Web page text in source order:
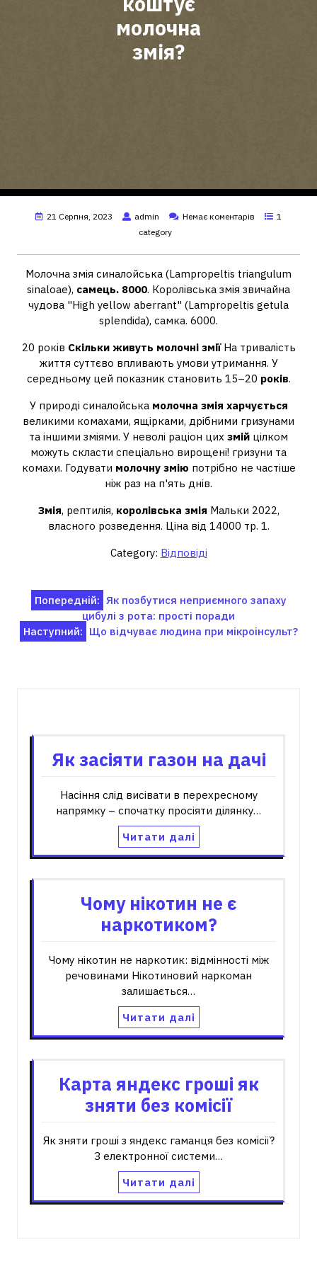
молочна
змія?
21 Серпня, 2023 admin Немає коментарів
1
category
Молочна змія синалойська (Lampropeltis triangulum
sinaloae), самець. 8000. Королівська змія звичайна
чудова "High yellow aberrant" (Lampropeltis getula
splendida), самка. 6000.
20 років Скільки живуть молочні зміїНа тривалість
життя суттєво впливають умови утримання. У
середньому цей показник становить 15–20 років.
У природі синалойська молочна змія харчується
великими комахами, ящірками, дрібними гризунами
та іншими зміями. У неволі раціон цих змій цілком
можуть скласти спеціально вирощені! гризуни та
комахи. Годувати молочну змію потрібно не частіше
ніж раз на п'ять днів.
Змія, рептилія, королівська змія Мальки 2022,
власного розведення. Ціна від 14000 тр. 1.
Category: Відповіді
Навігація
записів
Попередній: Як позбутися неприємного запаху
цибулі з рота: прості поради
Наступний: Що відчуває людина при мікроінсульт?
Як засіяти газон на дачі
Насіння слід висівати в перехресному
напрямку – спочатку просіяти ділянку…
Читати далі
Чому нікотин не є
наркотиком?
Чому нікотин не наркотик: відмінності між
речовинами Нікотиновий наркоман
залишається…
Читати далі
Карта яндекс гроші як
зняти без комісії
Як зняти гроші з яндекс гаманця без комісії?
З електронної системи…
Читати далі